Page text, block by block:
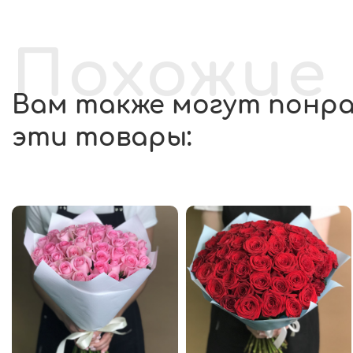
Похожие
Вам также могут
эти товары: